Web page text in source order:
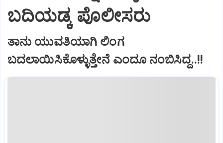
ಬದಿಯಡ್ಕ ಪೊಲೀಸರು
ತಾನು ಯುವತಿಯಾಗಿ ಲಿಂಗ
ಬದಲಾಯಿಸಿಕೊಳ್ಳುತ್ತೇನೆ ಎಂದೂ ನಂಬಿಸಿದ್ದ..!!